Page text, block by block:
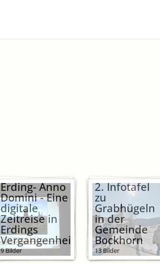
Erding- Anno
Domini - Eine
digitale
Zeitreise in
Erdings
Vergangenheit
9 Bilder
2. Infotafel
zu
Grabhügeln
in der
Gemeinde
Bockhorn
13 Bilder